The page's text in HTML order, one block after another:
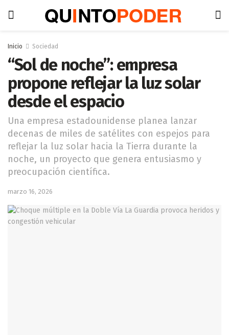
Inicio Sociedad
“Sol de noche”: empresa
propone reflejar la luz solar
desde el espacio
Una empresa estadounidense planea lanzar
decenas de miles de satélites con espejos para
reflejar la luz solar hacia la Tierra durante la
noche, un proyecto que genera entusiasmo y
preocupación científica.
marzo 16, 2026